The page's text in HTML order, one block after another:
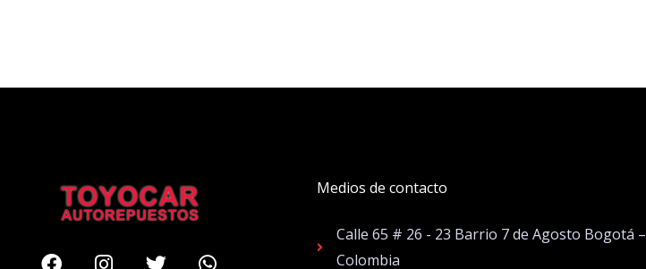
FacebookInstagram
TwitterWhatsapp
Medios de contacto
Calle 65 # 26 - 23 Barrio 7 de Agosto Bogotá –
Colombia